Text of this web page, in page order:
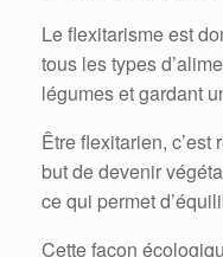
Le flexitarisme est
tous les types
légumes et gardant
Être flexitarien, c’est
but de devenir
ce qui permet
Cette façon